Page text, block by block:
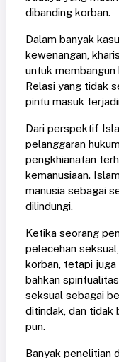
dibanding korban.
Dalam banyak
kewenangan,
untuk
Relasi yang tidak
pintu masuk
Dari perspektif
pelanggaran
pengkhianatan
kemanusiaan.
manusia sebagai
dilindungi.
Ketika seorang
pelecehan
korban, tetapi
bahkan
seksual sebagai
ditindak, dan tidak
pun.
Banyak penelitian